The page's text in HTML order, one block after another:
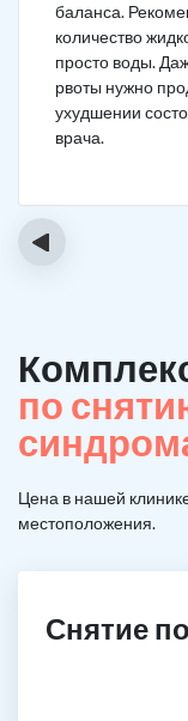
баланса.
количество
просто воды.
рвоты нужно
ухудшении
врача.
‹
по
Цена в нашей
местоположения.
Снятие